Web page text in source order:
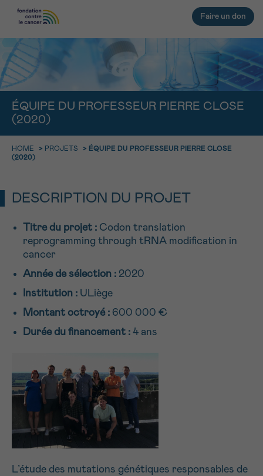
Faire un don
ÉQUIPE DU PROFESSEUR PIERRE CLOSE
(2020)
HOME > PROJETS > ÉQUIPE DU PROFESSEUR PIERRE CLOSE
(2020)
DESCRIPTION DU PROJET
Titre du projet : Codon translation
reprogramming through tRNA modification in
cancer
Année de sélection : 2020
Institution : ULiège
Montant octroyé : 600 000 €
Durée du financement : 4 ans
L’étude des mutations génétiques responsables de
FACE AU CANCER VOUS N’ÊTES
PAS SEUL
Des professionnels pour répondre à toutes vos
Contactez-nous
Par téléphone
0800 15 801 lu-ve 9h à 18h
Je souhaite être rappelé.e
En savoir plus sur Cancerinfo
RETOUR
NOM
PRÉNOM
E-MAIL
VOTRE QUESTION
RETOUR
Rendez-vous Question Coordonnées Confirmation
11h-13h
13h-16h
16h-18h
Suivant